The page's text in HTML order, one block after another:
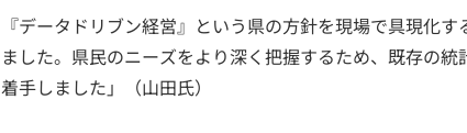
『データドリブン経営』という県の方針を現場で具現化
ました。県民のニーズをより深く把握するため、既存の
着手しました」（山田氏）